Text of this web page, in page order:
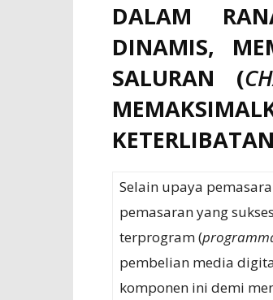
DALAM
DINAMIS,
SALURAN (
Selain upaya
pemasaran yang
terprogram (
pembelian media
komponen ini demi